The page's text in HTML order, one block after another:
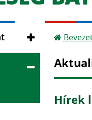
Hírek